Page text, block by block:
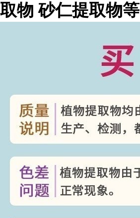
取物 砂仁提取物等